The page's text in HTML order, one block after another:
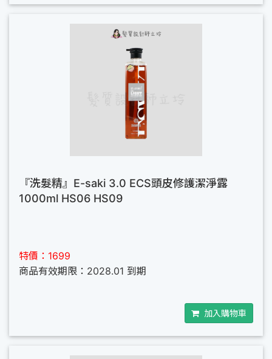
『洗髮精』E-saki 3.0 ECS頭皮修護潔淨露
1000ml HS06 HS09
特價：1699
商品有效期限：2028.01 到期
加入購物車